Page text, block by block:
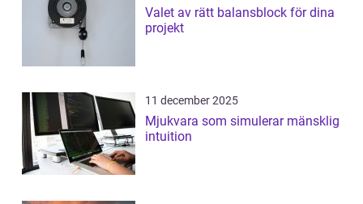
Valet av rätt balansblock för dina
projekt
11 december 2025
Mjukvara som simulerar mänsklig
intuition